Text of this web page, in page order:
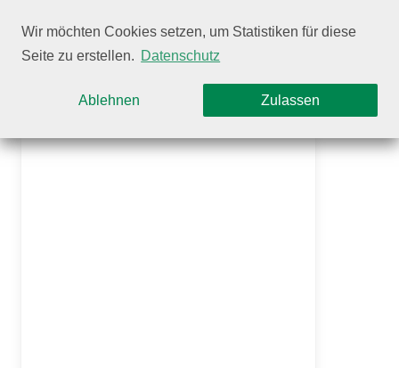
Wir möchten Cookies setzen, um Statistiken für diese
Seite zu erstellen. Datenschutz
Ablehnen Zulassen